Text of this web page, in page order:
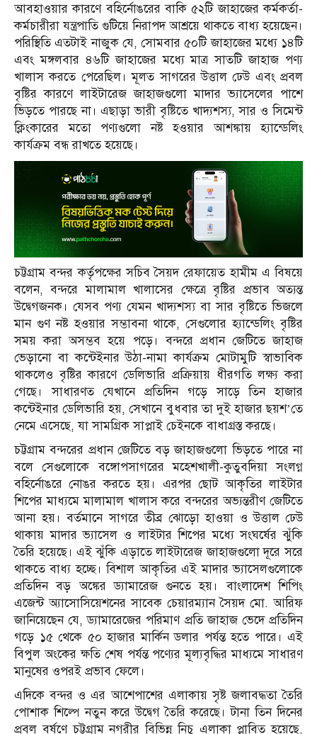
আবহাওয়ার কারণে বহির্নোঙরের বাকি ৫২টি জাহাজের কর্মকর্তা-
কর্মচারীরা যন্ত্রপাতি গুটিয়ে নিরাপদ আশ্রয়ে থাকতে বাধ্য হয়েছেন।
পরিস্থিতি এতটাই নাজুক যে, সোমবার ৫০টি জাহাজের মধ্যে ১৪টি
এবং মঙ্গলবার ৪৬টি জাহাজের মধ্যে মাত্র সাতটি জাহাজ পণ্য
খালাস করতে পেরেছিল। মূলত সাগরের উত্তাল ঢেউ এবং প্রবল
বৃষ্টির কারণে লাইটারেজ জাহাজগুলো মাদার ভ্যাসেলের পাশে
ভিড়তে পারছে না। এছাড়া ভারী বৃষ্টিতে খাদ্যশস্য, সার ও সিমেন্ট
ক্লিংকারের মতো পণ্যগুলো নষ্ট হওয়ার আশঙ্কায় হ্যান্ডেলিং
কার্যক্রম বন্ধ রাখতে হয়েছে।
চট্টগ্রাম বন্দর কর্তৃপক্ষের সচিব সৈয়দ রেফায়েত হামীম এ বিষয়ে
বলেন, বন্দরে মালামাল খালাসের ক্ষেত্রে বৃষ্টির প্রভাব অত্যন্ত
উদ্বেগজনক। যেসব পণ্য যেমন খাদ্যশস্য বা সার বৃষ্টিতে ভিজলে
মান গুণ নষ্ট হওয়ার সম্ভাবনা থাকে, সেগুলোর হ্যান্ডেলিং বৃষ্টির
সময় করা অসম্ভব হয়ে পড়ে। বন্দরে প্রধান জেটিতে জাহাজ
ভেড়ানো বা কন্টেইনার উঠা-নামা কার্যক্রম মোটামুটি স্বাভাবিক
থাকলেও বৃষ্টির কারণে ডেলিভারি প্রক্রিয়ায় ধীরগতি লক্ষ্য করা
গেছে। সাধারণত যেখানে প্রতিদিন গড়ে সাড়ে তিন হাজার
কন্টেইনার ডেলিভারি হয়, সেখানে বুধবার তা দুই হাজার ছয়শ’তে
নেমে এসেছে, যা সামগ্রিক সাপ্লাই চেইনকে বাধাগ্রস্ত করছে।
চট্টগ্রাম বন্দরের প্রধান জেটিতে বড় জাহাজগুলো ভিড়তে পারে না
বলে সেগুলোকে বঙ্গোপসাগরের মহেশখালী-কুতুবদিয়া সংলগ্ন
বহির্নোঙরে নোঙর করতে হয়। এরপর ছোট আকৃতির লাইটার
শিপের মাধ্যমে মালামাল খালাস করে বন্দরের অভ্যন্তরীণ জেটিতে
আনা হয়। বর্তমানে সাগরে তীব্র ঝোড়ো হাওয়া ও উত্তাল ঢেউ
থাকায় মাদার ভ্যাসেল ও লাইটার শিপের মধ্যে সংঘর্ষের ঝুঁকি
তৈরি হয়েছে। এই ঝুঁকি এড়াতে লাইটারেজ জাহাজগুলো দূরে সরে
থাকতে বাধ্য হচ্ছে। বিশাল আকৃতির এই মাদার ভ্যাসেলগুলোকে
প্রতিদিন বড় অঙ্কের ড্যামারেজ গুনতে হয়। বাংলাদেশ শিপিং
এজেন্ট অ্যাসোসিয়েশনের সাবেক চেয়ারম্যান সৈয়দ মো. আরিফ
জানিয়েছেন যে, ড্যামারেজের পরিমাণ প্রতি জাহাজ ভেদে প্রতিদিন
গড়ে ১৫ থেকে ৫০ হাজার মার্কিন ডলার পর্যন্ত হতে পারে। এই
বিপুল অংকের ক্ষতি শেষ পর্যন্ত পণ্যের মূল্যবৃদ্ধির মাধ্যমে সাধারণ
মানুষের ওপরই প্রভাব ফেলে।
এদিকে বন্দর ও এর আশেপাশের এলাকায় সৃষ্ট জলাবদ্ধতা তৈরি
পোশাক শিল্পে নতুন করে উদ্বেগ তৈরি করেছে। টানা তিন দিনের
প্রবল বর্ষণে চট্টগ্রাম নগরীর বিভিন্ন নিচু এলাকা প্লাবিত হয়েছে,